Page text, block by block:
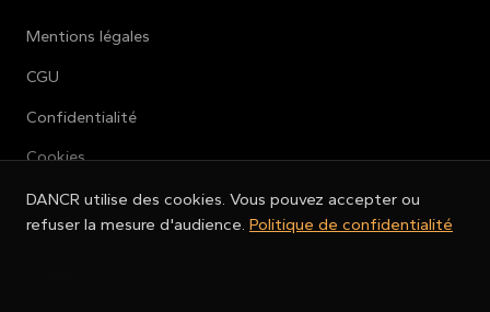
Mentions légales
CGU
Confidentialité
Cookies
Gérer les cookies
DANCR utilise des cookies. Vous pouvez accepter ou
refuser la mesure d'audience. Politique de confidentialité